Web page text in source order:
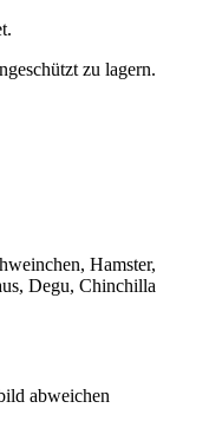
zu lagern.
Hamster,
Degu, Chinchilla
abweichen